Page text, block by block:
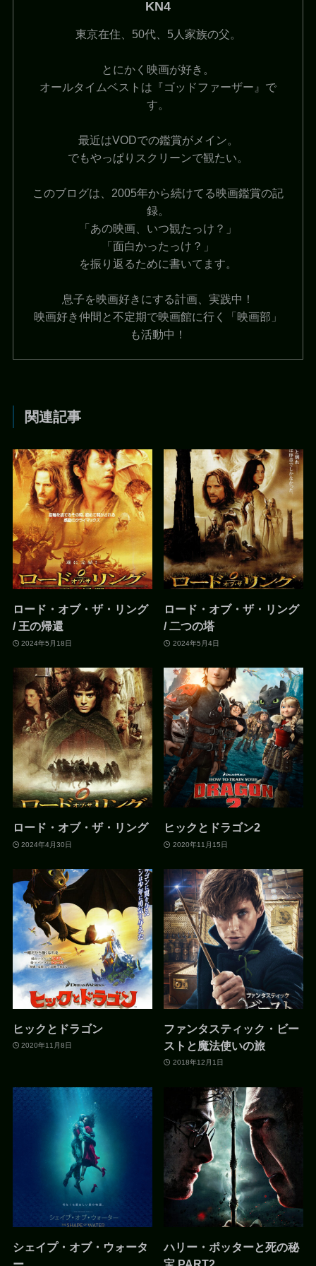
KN4
東京在住、50代、5人家族の父。
とにかく映画が好き。
オールタイムベストは『ゴッドファーザー』で
す。
最近はVODでの鑑賞がメイン。
でもやっぱりスクリーンで観たい。
このブログは、2005年から続けてる映画鑑賞の記
録。
「あの映画、いつ観たっけ？」
「面白かったっけ？」
を振り返るために書いてます。
息子を映画好きにする計画、実践中！
映画好き仲間と不定期で映画館に行く「映画部」
も活動中！
関連記事
ロード・オブ・ザ・リング
/ 王の帰還
2024年5月18日
ロード・オブ・ザ・リング
/ 二つの塔
2024年5月4日
ロード・オブ・ザ・リング
2024年4月30日
ヒックとドラゴン2
2020年11月15日
ヒックとドラゴン
2020年11月8日
ファンタスティック・ビー
ストと魔法使いの旅
2018年12月1日
シェイプ・オブ・ウォータ
ハリー・ポッターと死の秘